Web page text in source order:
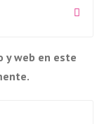
y web en este